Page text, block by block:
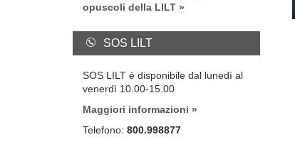
opuscoli della LILT
SOS LILT
SOS LILT è disponibile dal lunedì al
venerdì 10.00-15.00
Maggiori informazioni
Telefono: 800.998877